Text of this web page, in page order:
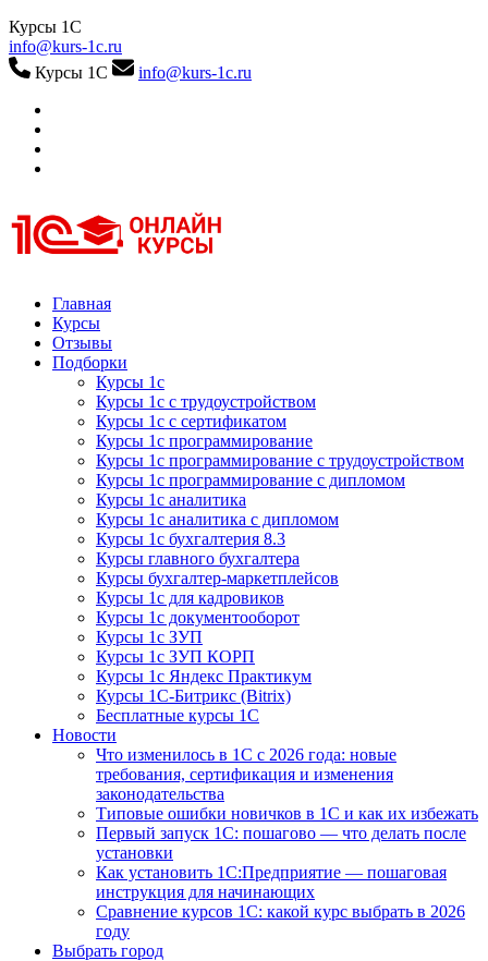
Курсы 1С
info@kurs-1c.ru
Курсы 1С
info@kurs-1c.ru
Курсы 1С
Курсы 1С официальная сертификация
Главная
Курсы
Отзывы
Подборки
Курсы 1с
Курсы 1с с трудоустройством
Курсы 1с с сертификатом
Курсы 1с программирование
Курсы 1с программирование с трудоустройством
Курсы 1с программирование с дипломом
Курсы 1с аналитика
Курсы 1с аналитика с дипломом
Курсы 1с бухгалтерия 8.3
Курсы главного бухгалтера
Курсы бухгалтер-маркетплейсов
Курсы 1с для кадровиков
Курсы 1с документооборот
Курсы 1с ЗУП
Курсы 1с ЗУП КОРП
Курсы 1с Яндекс Практикум
Курсы 1С-Битрикс (Bitrix)
Бесплатные курсы 1С
Новости
Что изменилось в 1С с 2026 года: новые
требования, сертификация и изменения
законодательства
Типовые ошибки новичков в 1С и как их избежать
Первый запуск 1С: пошагово — что делать после
установки
Как установить 1С:Предприятие — пошаговая
инструкция для начинающих
Сравнение курсов 1С: какой курс выбрать в 2026
году
Выбрать город